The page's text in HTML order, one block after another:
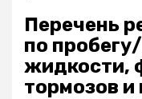
Перечень
по
жидкости,
тормозов и